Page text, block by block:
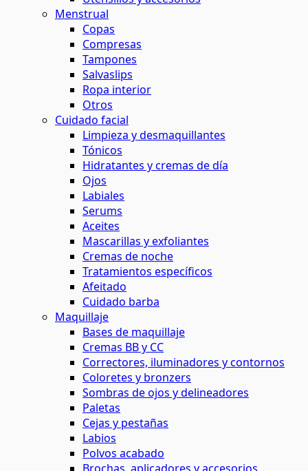
Menstrual
Copas
Compresas
Tampones
Salvaslips
Ropa interior
Otros
Cuidado facial
Limpieza y desmaquillantes
Tónicos
Hidratantes y cremas de día
Ojos
Labiales
Serums
Aceites
Mascarillas y exfoliantes
Cremas de noche
Tratamientos específicos
Afeitado
Cuidado barba
Maquillaje
Bases de maquillaje
Cremas BB y CC
Correctores, iluminadores y contornos
Coloretes y bronzers
Sombras de ojos y delineadores
Paletas
Cejas y pestañas
Labios
Polvos acabado